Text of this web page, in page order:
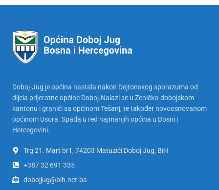
Doboj-Jug je općina nastala nakon Dejtonskog sporazuma od
dijela prijeratne općine Doboj.Nalazi se u Zeničko-dobojskom
kantonu i graniči sa općinom Tešanj, te također novoosnovanom
općinom Usora. Spada u red najmanjih općina u Bosni i
Hercegovini.
Trg 21. Mart br1, 74203 Matuzići Doboj Jug, BiH
+387 32 691 335
dobojjug@bih.net.ba